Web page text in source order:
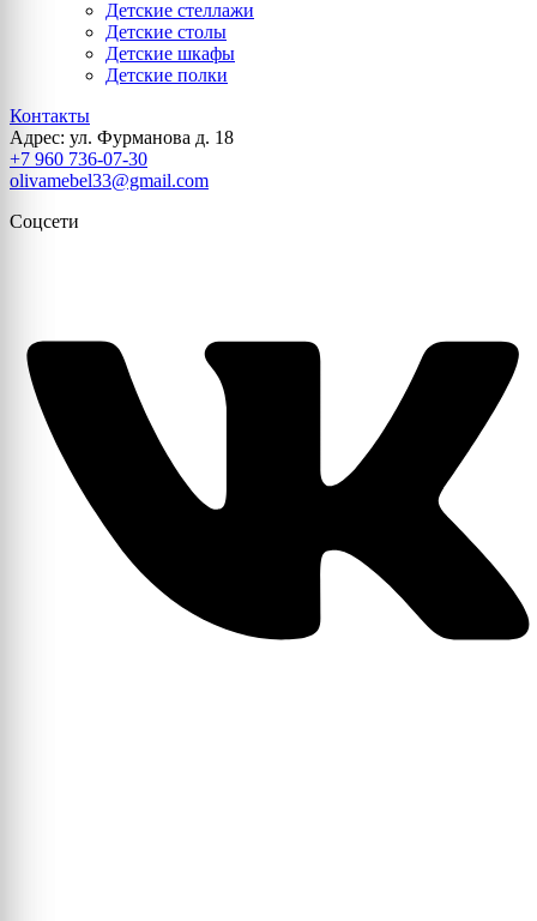
Детские стеллажи
Детские столы
Детские шкафы
Детские полки
Контакты
Адрес: ул. Фурманова д. 18
+7 960 736-07-30
olivamebel33@gmail.com
Соцсети